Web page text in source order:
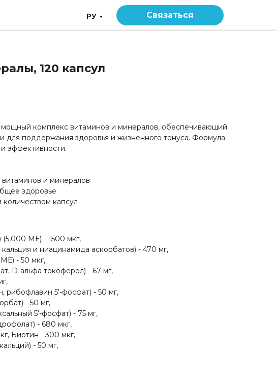
РУ Связаться
120 капсул
мощный комплекс витаминов и минералов, обеспечивающий
поддержания здоровья и жизненного тонуса. Формула
эффективности.
и минералов
здоровье
капсул
(5,000 МЕ) - 1500 мкг,
и ниацинамида аскорбатов) - 470 мг,
- 50 мкг,
D-альфа токоферол) - 67 мг,
рибофлавин 5'-фосфат) - 50 мг,
- 50 мг,
5'-фосфат) - 75 мг,
- 680 мкг,
Биотин - 300 мкг,
- 50 мг,